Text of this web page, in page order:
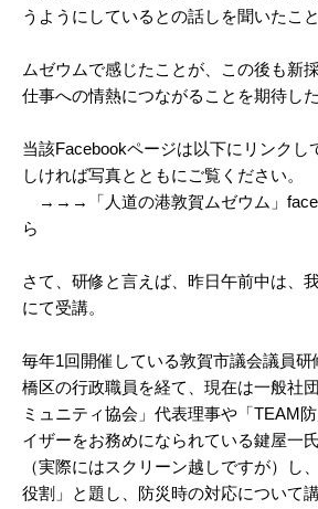
うようにしているとの話しを聞いたこ
ムゼウムで感じたことが、この後も新
仕事への情熱につながることを期待し
当該Facebookページは以下にリンクし
しければ写真とともにご覧ください。
→→→「人道の港敦賀ムゼウム」
ら
さて、研修と言えば、昨日午前中は、
にて受講。
毎年1回開催している敦賀市議会議員研
橋区の行政職員を経て、現在は一般社
ミュニティ協会」代表理事や「TEAM
イザーをお務めになられている鍵屋一
（実際にはスクリーン越しですが）し
役割」と題し、防災時の対応について